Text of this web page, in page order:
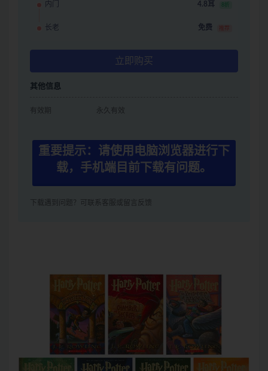
内门 4.8耳 8折
长老 免费 推荐
立即购买
其他信息
有效期 永久有效
重要提示：请使用电脑浏览器进行下
载，手机端目前下载有问题。
下载遇到问题？可联系客服或留言反馈